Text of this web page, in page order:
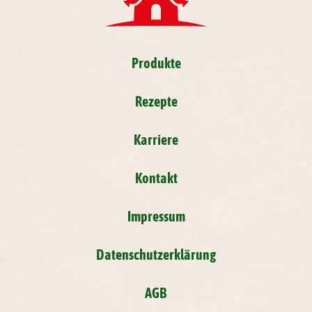
Produkte
Rezepte
Karriere
Kontakt
Impressum
Datenschutzerklärung
AGB